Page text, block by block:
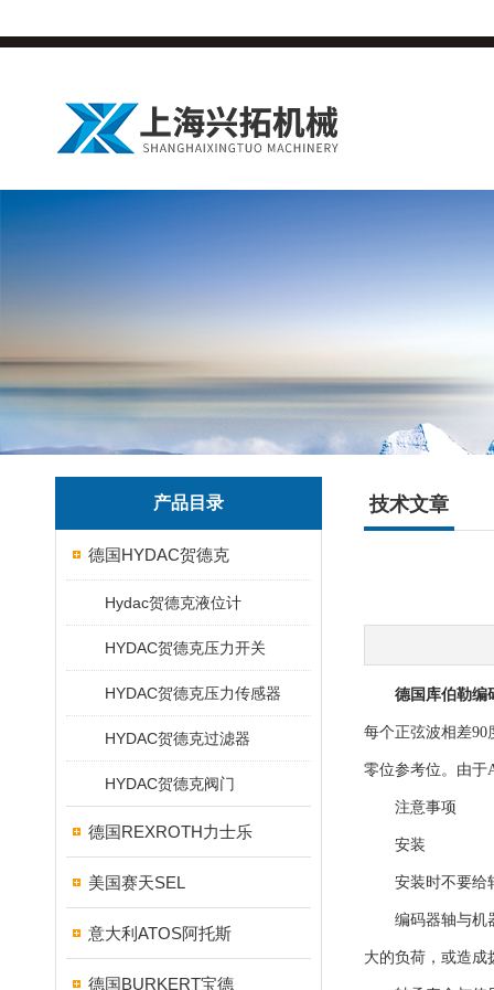
产品目录
德国HYDAC贺德克
Hydac贺德克液位计
HYDAC贺德克压力开关
HYDAC贺德克压力传感器
HYDAC贺德克过滤器
HYDAC贺德克阀门
德国REXROTH力士乐
美国赛天SEL
意大利ATOS阿托斯
德国BURKERT宝德
技术文章
德国库伯勒编
每个正弦波相差90
零位参考位。由于
注意事项
安装
安装时不要给
编码器轴与机器
大的负荷，或造成